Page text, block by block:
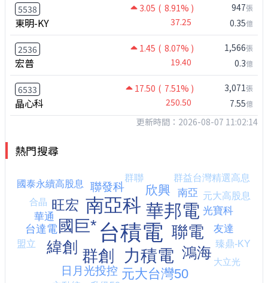
5538 3.05 ( 8.91% )
東明-KY 37.25
947張
0.35億
2536 1.45 ( 8.07% )
宏普 19.40
1,566張
0.3億
6533 17.50 ( 7.51% )
晶心科 250.50
3,071張
7.55億
更新時間：2026-08-07 11:02:14
熱門搜尋